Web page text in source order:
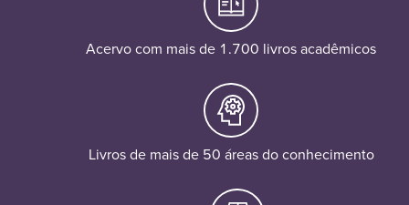
Acervo com mais de 1.700 livros acadêmicos
Livros de mais de 50 áreas do conhecimento